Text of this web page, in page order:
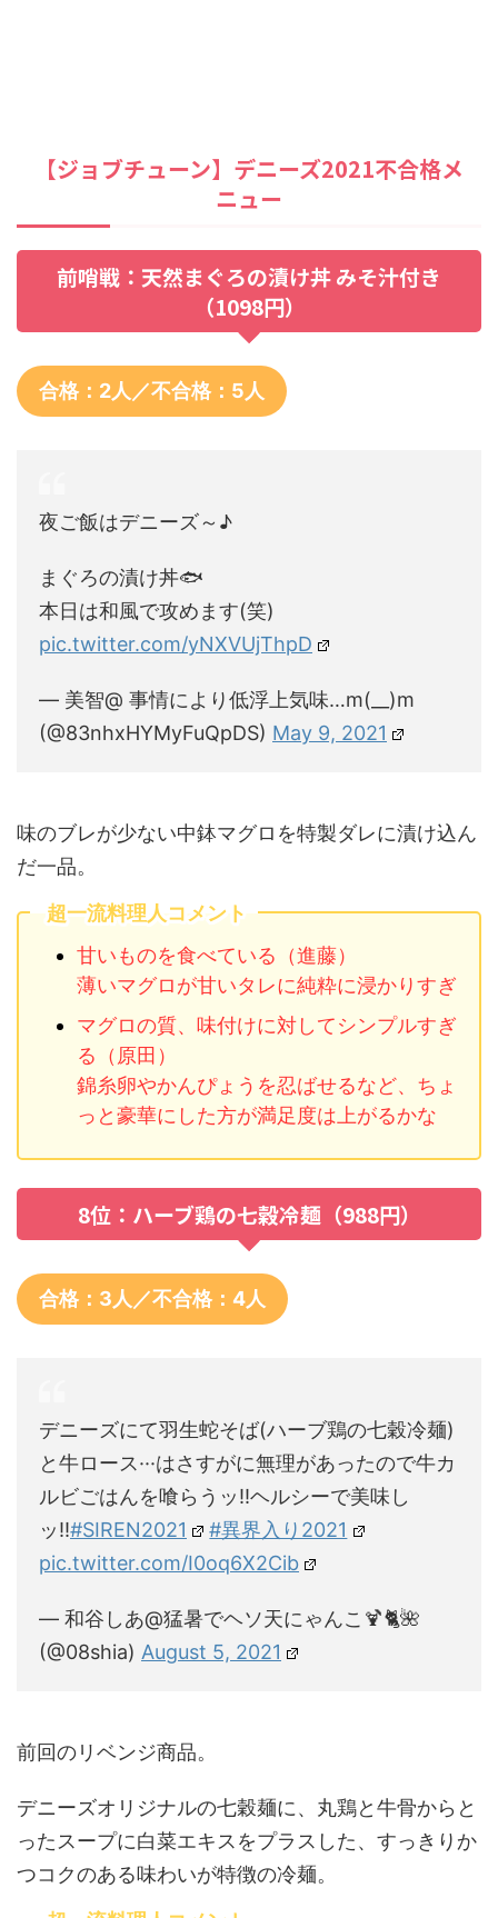
【ジョブチューン】デニーズ2021不合格メ
ニュー
前哨戦：天然まぐろの漬け丼 みそ汁付き
（1098円）
合格：2人／不合格：5人
夜ご飯はデニーズ～♪
まぐろの漬け丼🐟️
本日は和風で攻めます(笑)
pic.twitter.com/yNXVUjThpD
— 美智@ 事情により低浮上気味…m(__)m
(@83nhxHYMyFuQpDS) May 9, 2021
味のブレが少ない中鉢マグロを特製ダレに漬け込ん
だ一品。
超一流料理人コメント
甘いものを食べている（進藤）
薄いマグロが甘いタレに純粋に浸かりすぎ
マグロの質、味付けに対してシンプルすぎ
る（原田）
錦糸卵やかんぴょうを忍ばせるなど、ちょ
っと豪華にした方が満足度は上がるかな
8位：ハーブ鶏の七穀冷麺（988円）
合格：3人／不合格：4人
デニーズにて羽生蛇そば(ハーブ鶏の七穀冷麺)
と牛ロース···はさすがに無理があったので牛カ
ルビごはんを喰らうッ!!ヘルシーで美味し
ッ!!#SIREN2021
#異界入り2021
pic.twitter.com/I0oq6X2Cib
— 和谷しあ@猛暑でヘソ天にゃんこ🍹🐈🌺
(@08shia) August 5, 2021
前回のリベンジ商品。
デニーズオリジナルの七穀麺に、丸鶏と牛骨からと
ったスープに白菜エキスをプラスした、すっきりか
つコクのある味わいが特徴の冷麺。